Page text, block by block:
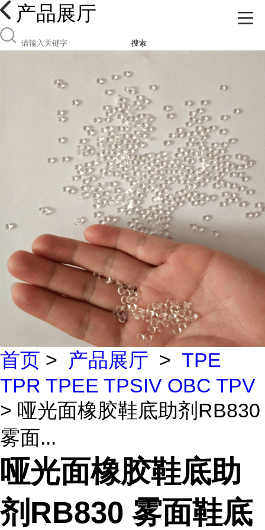
产品展厅
搜索
首页 > 产品展厅 > TPE
TPR TPEE TPSIV OBC TPV
> 哑光面橡胶鞋底助剂RB830
雾面...
哑光面橡胶鞋底助
剂RB830 雾面鞋底